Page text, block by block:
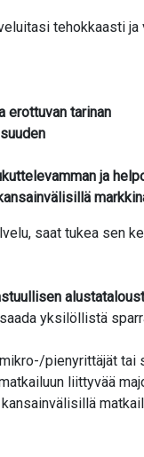
tehokkaasti
erottuvan tarinan
ja
saat tukea sen
yksilöllistä
pienyrittäjät
liittyvää